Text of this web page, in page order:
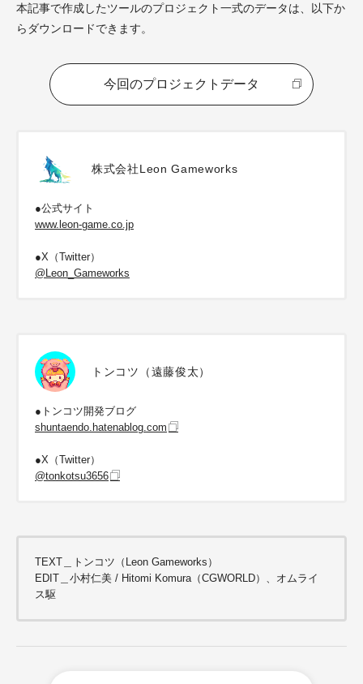
本記事で作成したツールのプロジェクト一式のデータは、以下か
らダウンロードできます。
今回のプロジェクトデータ
株式会社Leon Gameworks
●公式サイト
www.leon-game.co.jp
●X（Twitter）
@Leon_Gameworks
トンコツ（遠藤俊太）
●トンコツ開発ブログ
shuntaendo.hatenablog.com
●X（Twitter）
@tonkotsu3656
TEXT＿トンコツ（Leon Gameworks）
EDIT＿小村仁美 / Hitomi Komura（CGWORLD）、オムライ
ス駆